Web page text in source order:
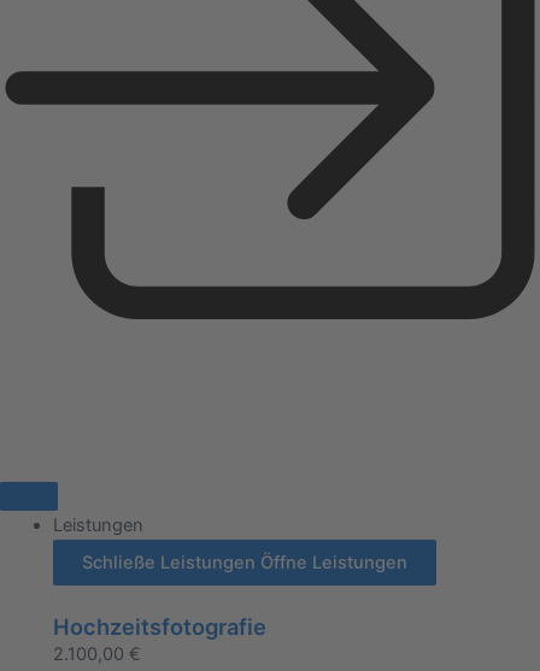
Leistungen
Schließe Leistungen Öffne Leistungen
Hochzeitsfotografie
2.100,00 €